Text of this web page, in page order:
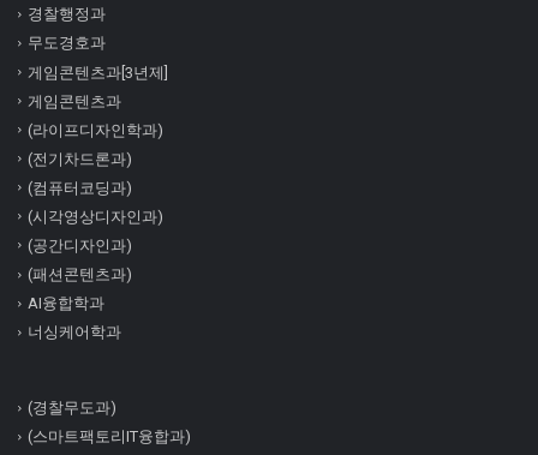
경찰행정과
무도경호과
게임콘텐츠과[3년제]
게임콘텐츠과
(라이프디자인학과)
(전기차드론과)
(컴퓨터코딩과)
(시각영상디자인과)
(공간디자인과)
(패션콘텐츠과)
AI융합학과
너싱케어학과
(경찰무도과)
(스마트팩토리IT융합과)